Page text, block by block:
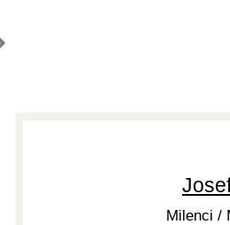
Milenci /